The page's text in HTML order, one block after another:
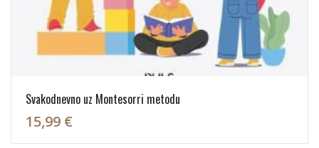
Svakodnevno uz Montesorri metodu
15,99 €